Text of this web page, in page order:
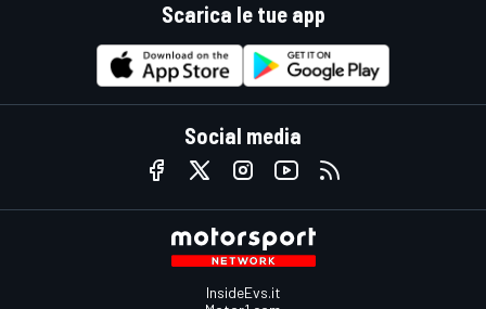
Scarica le tue app
Social media
InsideEvs.it